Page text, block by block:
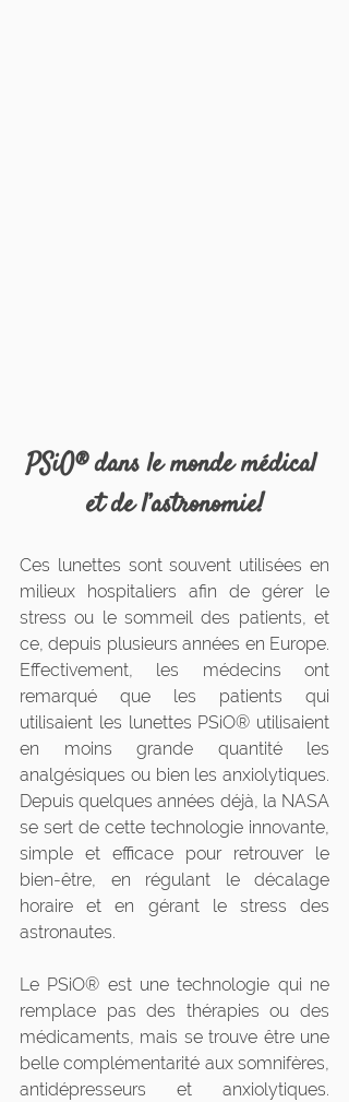
PSiO® dans le monde médical
et de l’astronomie!
Ces lunettes sont souvent utilisées en
milieux hospitaliers afin de gérer le
stress ou le sommeil des patients, et
ce, depuis plusieurs années en Europe.
Effectivement, les médecins ont
remarqué que les patients qui
utilisaient les lunettes PSiO® utilisaient
en moins grande quantité les
analgésiques ou bien les anxiolytiques.
Depuis quelques années déjà, la NASA
se sert de cette technologie innovante,
simple et efficace pour retrouver le
bien-être, en régulant le décalage
horaire et en gérant le stress des
astronautes.
Le PSiO® est une technologie qui ne
remplace pas des thérapies ou des
médicaments, mais se trouve être une
belle complémentarité aux somnifères,
antidépresseurs et anxiolytiques.